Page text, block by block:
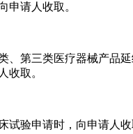
申请人收取。
第三类医疗器械产品延
收取。
申请时，向申请人